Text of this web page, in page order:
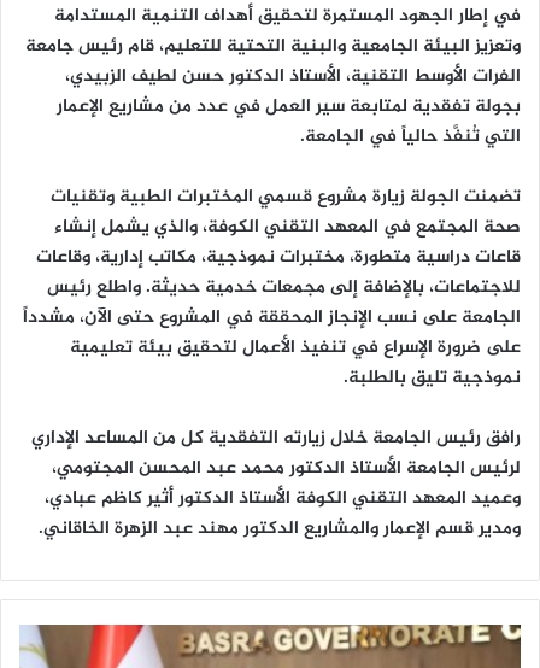
في إطار الجهود المستمرة لتحقيق أهداف التنمية المستدامة
وتعزيز البيئة الجامعية والبنية التحتية للتعليم، قام رئيس جامعة
الفرات الأوسط التقنية، الأستاذ الدكتور حسن لطيف الزبيدي،
بجولة تفقدية لمتابعة سير العمل في عدد من مشاريع الإعمار
التي تُنفَّذ حالياً في الجامعة.
تضمنت الجولة زيارة مشروع قسمي المختبرات الطبية وتقنيات
صحة المجتمع في المعهد التقني الكوفة، والذي يشمل إنشاء
قاعات دراسية متطورة، مختبرات نموذجية، مكاتب إدارية، وقاعات
للاجتماعات، بالإضافة إلى مجمعات خدمية حديثة. واطلع رئيس
الجامعة على نسب الإنجاز المحققة في المشروع حتى الآن، مشدداً
على ضرورة الإسراع في تنفيذ الأعمال لتحقيق بيئة تعليمية
نموذجية تليق بالطلبة.
رافق رئيس الجامعة خلال زيارته التفقدية كل من المساعد الإداري
لرئيس الجامعة الأستاذ الدكتور محمد عبد المحسن المجتومي،
وعميد المعهد التقني الكوفة الأستاذ الدكتور أثير كاظم عبادي،
ومدير قسم الإعمار والمشاريع الدكتور مهند عبد الزهرة الخاقاني.
ع